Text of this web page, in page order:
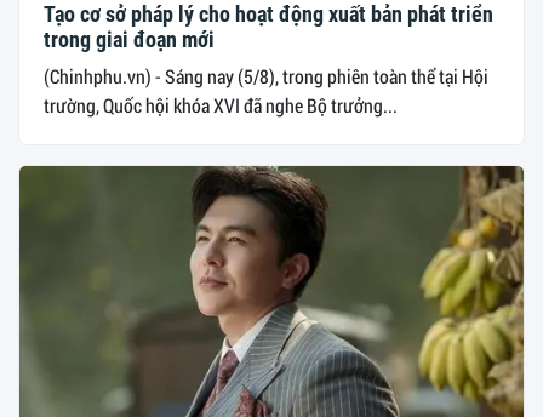
Tạo cơ sở pháp lý cho hoạt động xuất bản phát triển
trong giai đoạn mới
(Chinhphu.vn) - Sáng nay (5/8), trong phiên toàn thể tại Hội
trường, Quốc hội khóa XVI đã nghe Bộ trưởng...